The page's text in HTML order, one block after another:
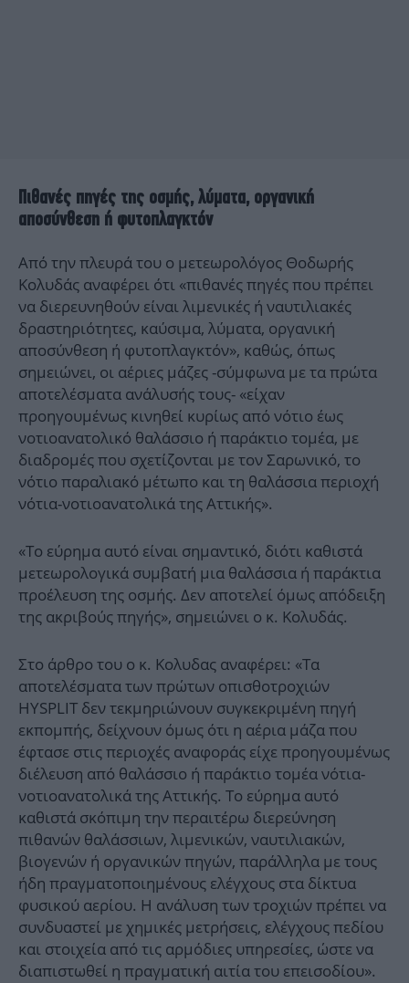
Πιθανές πηγές της οσμής, λύματα, οργανική
αποσύνθεση ή φυτοπλαγκτόν
Από την πλευρά του ο μετεωρολόγος Θοδωρής
Κολυδάς αναφέρει ότι «πιθανές πηγές που πρέπει
να διερευνηθούν είναι λιμενικές ή ναυτιλιακές
δραστηριότητες, καύσιμα, λύματα, οργανική
αποσύνθεση ή φυτοπλαγκτόν», καθώς, όπως
σημειώνει, οι αέριες μάζες -σύμφωνα με τα πρώτα
αποτελέσματα ανάλυσής τους- «είχαν
προηγουμένως κινηθεί κυρίως από νότιο έως
νοτιοανατολικό θαλάσσιο ή παράκτιο τομέα, με
διαδρομές που σχετίζονται με τον Σαρωνικό, το
νότιο παραλιακό μέτωπο και τη θαλάσσια περιοχή
νότια-νοτιοανατολικά της Αττικής».
«Το εύρημα αυτό είναι σημαντικό, διότι καθιστά
μετεωρολογικά συμβατή μια θαλάσσια ή παράκτια
προέλευση της οσμής. Δεν αποτελεί όμως απόδειξη
της ακριβούς πηγής», σημειώνει ο κ. Κολυδάς.
Στο άρθρο του ο κ. Κολυδας αναφέρει: «Τα
αποτελέσματα των πρώτων οπισθοτροχιών
HYSPLIT δεν τεκμηριώνουν συγκεκριμένη πηγή
εκπομπής, δείχνουν όμως ότι η αέρια μάζα που
έφτασε στις περιοχές αναφοράς είχε προηγουμένως
διέλευση από θαλάσσιο ή παράκτιο τομέα νότια-
νοτιοανατολικά της Αττικής. Το εύρημα αυτό
καθιστά σκόπιμη την περαιτέρω διερεύνηση
πιθανών θαλάσσιων, λιμενικών, ναυτιλιακών,
βιογενών ή οργανικών πηγών, παράλληλα με τους
ήδη πραγματοποιημένους ελέγχους στα δίκτυα
φυσικού αερίου. Η ανάλυση των τροχιών πρέπει να
συνδυαστεί με χημικές μετρήσεις, ελέγχους πεδίου
και στοιχεία από τις αρμόδιες υπηρεσίες, ώστε να
διαπιστωθεί η πραγματική αιτία του επεισοδίου».